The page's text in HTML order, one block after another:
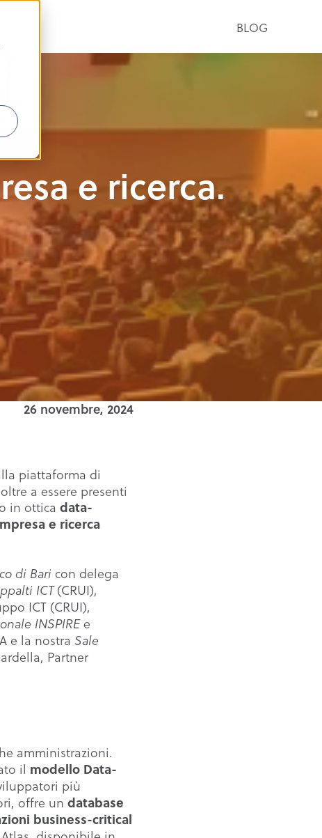
BLOG
e ricerca.
26 novembre, 2024
piattaforma di
a essere presenti
in ottica data-
e ricerca
di Baricon delega
ICT(CRUI),
ICT (CRUI),
INSPIREe
e la nostra Sale
Partner
amministrazioni.
il modello Data-
più
offre un database
business-critical